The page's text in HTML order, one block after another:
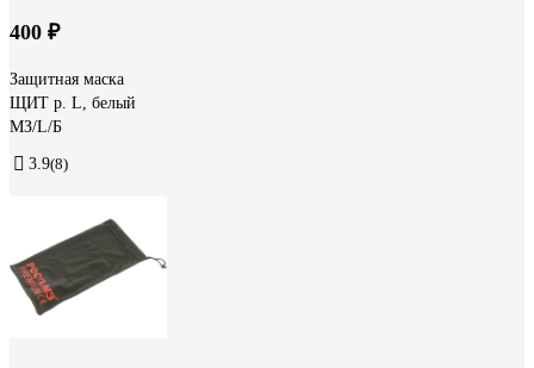
400 ₽
Защитная маска
ЩИТ р. L, белый
МЗ/L/Б
3.9(8)